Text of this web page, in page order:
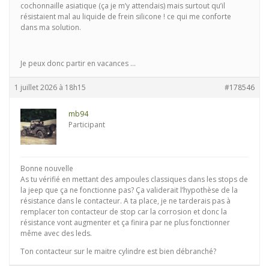
cochonnaille asiatique (ça je m’y attendais) mais surtout qu’il
résistaient mal au liquide de frein silicone ! ce qui me conforte
dans ma solution.
Je peux donc partir en vacances …
1 juillet 2026 à 18h15 #178546
mb94
Participant
Bonne nouvelle
As tu vérifié en mettant des ampoules classiques dans les stops de
la jeep que ça ne fonctionne pas? Ça validerait l’hypothèse de la
résistance dans le contacteur. A ta place, je ne tarderais pas à
remplacer ton contacteur de stop car la corrosion et donc la
résistance vont augmenter et ça finira par ne plus fonctionner
même avec des leds.
Ton contacteur sur le maitre cylindre est bien débranché?